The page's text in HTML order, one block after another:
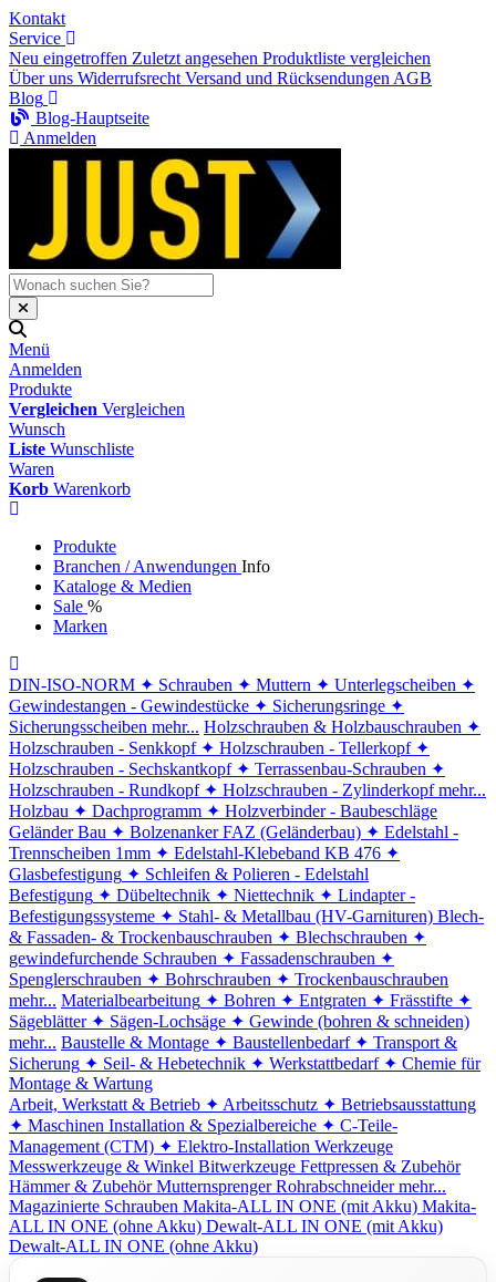
Kontakt
Service
Neu eingetroffen Zuletzt angesehen Produktliste vergleichen
Über uns Widerrufsrecht Versand und Rücksendungen AGB
Blog
Blog-Hauptseite
Anmelden
Menü
Anmelden
Produkte
Vergleichen Vergleichen
Wunsch
Liste Wunschliste
Waren
Korb Warenkorb
Produkte
Branchen / Anwendungen Info
Kataloge & Medien
Sale %
Marken
DIN-ISO-NORM ✦ Schrauben ✦ Muttern ✦ Unterlegscheiben ✦
Gewindestangen - Gewindestücke ✦ Sicherungsringe ✦
Sicherungsscheiben mehr... Holzschrauben & Holzbauschrauben ✦
Holzschrauben - Senkkopf ✦ Holzschrauben - Tellerkopf ✦
Holzschrauben - Sechskantkopf ✦ Terrassenbau-Schrauben ✦
Holzschrauben - Rundkopf ✦ Holzschrauben - Zylinderkopf mehr...
Holzbau ✦ Dachprogramm ✦ Holzverbinder - Baubeschläge
Geländer Bau ✦ Bolzenanker FAZ (Geländerbau) ✦ Edelstahl -
Trennscheiben 1mm ✦ Edelstahl-Klebeband KB 476 ✦
Glasbefestigung ✦ Schleifen & Polieren - Edelstahl
Befestigung ✦ Dübeltechnik ✦ Niettechnik ✦ Lindapter -
Befestigungssysteme ✦ Stahl- & Metallbau (HV-Garnituren) Blech-
& Fassaden- & Trockenbauschrauben ✦ Blechschrauben ✦
gewindefurchende Schrauben ✦ Fassadenschrauben ✦
Spenglerschrauben ✦ Bohrschrauben ✦ Trockenbauschrauben
mehr... Materialbearbeitung ✦ Bohren ✦ Entgraten ✦ Frässtifte ✦
Sägeblätter ✦ Sägen-Lochsäge ✦ Gewinde (bohren & schneiden)
mehr... Baustelle & Montage ✦ Baustellenbedarf ✦ Transport &
Sicherung ✦ Seil- & Hebetechnik ✦ Werkstattbedarf ✦ Chemie für
Montage & Wartung
Arbeit, Werkstatt & Betrieb ✦ Arbeitsschutz ✦ Betriebsausstattung
✦ Maschinen Installation & Spezialbereiche ✦ C-Teile-
Management (CTM) ✦ Elektro-Installation Werkzeuge
Messwerkzeuge & Winkel Bitwerkzeuge Fettpressen & Zubehör
Hämmer & Zubehör Mutternsprenger Rohrabschneider mehr...
Magazinierte Schrauben Makita-ALL IN ONE (mit Akku) Makita-
ALL IN ONE (ohne Akku) Dewalt-ALL IN ONE (mit Akku)
Dewalt-ALL IN ONE (ohne Akku)